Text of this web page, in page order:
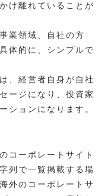
け離れていることが
業領域、自社の方
体的に、シンプルで
、経営者自身が自社
ージになり、投資家
ションになります。
コーポレートサイト
列で一覧掲載する場
外のコーポレートサ